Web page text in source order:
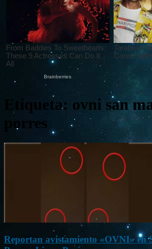
Etiqueta: ovni san
porres
Reportan avistamiento «OVNI» en